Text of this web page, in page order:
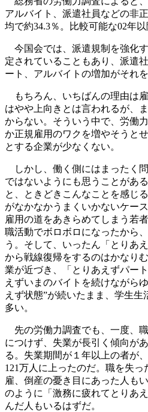
アルバイト、派遣社員などの非
均で約34.3％。比較可能な02年
今国会では、派遣規制を強化
定されていることもあり、派遣
ート、アルバイトの増加がそれ
もちろん、いちばんの理由は
はやや上向きとは言われるが、
からない。そういう中で、労働
か正規雇用のワクを増やそうと
とする企業が少なくない。
しかし、働く側にはまったく
ではないようにも思うことがあ
と、ときどきこんなことを感じ
がなかなかうまくいかないケー
雇用の道をあきらめてしまう若
職活動でボロボロになったから
う。そして、いったん「とりあ
から戦線復帰をするのはかなり
業が近づき、「とりあえずパー
えずいまのバイトを続けながら
えず状態”が続いたまま、学生
多い。
先の労働力調査でも、一度、
につけず、失業が長引く傾向が
る。失業期間が１年以上の者が
121万人に上ったのだ。職を失
雇、倒産の憂き目にあった人も
のように「激務に疲れてとりあ
んだ人もいるはずだ。